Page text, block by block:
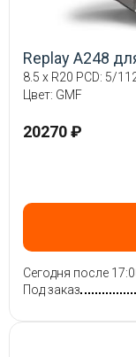
Replay A248
8.5 x R20 PCD: 5/
Цвет: GMF
20270 ₽
Сегодня после
Под заказ